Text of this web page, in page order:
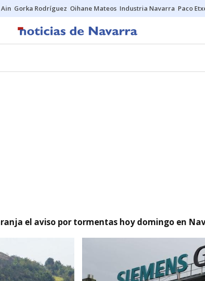
Gorka Rodríguez Oihane Mateos Industria Navarra Paco
el aviso por tormentas hoy domingo en